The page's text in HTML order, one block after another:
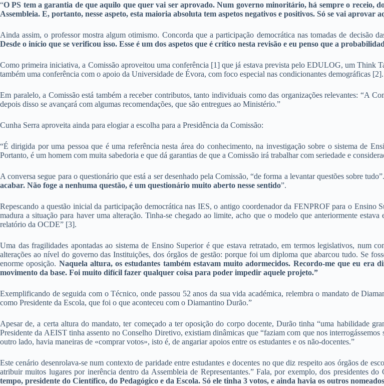
“O PS tem a garantia de que aquilo que quer vai ser aprovado. Num governo minoritário, há sempre o receio,
Assembleia. E, portanto, nesse aspeto, esta maioria absoluta tem aspetos negativos e positivos. Só se vai aprovar
Ainda assim, o professor mostra algum otimismo. Concorda que a participação democrática nas tomadas de decisão
Desde o início que se verificou isso. Esse é um dos aspetos que é crítico nesta revisão e eu penso que a
Como primeira iniciativa, a Comissão aproveitou uma conferência [1] que já estava prevista pelo EDULOG, um Think
também uma conferência com o apoio da Universidade de Évora, com foco especial nas condicionantes demográficas [2].
Em paralelo, a Comissão está também a receber contributos, tanto individuais como das organizações relevantes: “A
depois disso se avançará com algumas recomendações, que são entregues ao Ministério.”
Cunha Serra aproveita ainda para elogiar a escolha para a Presidência da Comissão:
“É dirigida por uma pessoa que é uma referência nesta área do conhecimento, na investigação sobre o sistema de
Portanto, é um homem com muita sabedoria e que dá garantias de que a Comissão irá trabalhar com seriedade e
A conversa segue para o questionário que está a ser desenhado pela Comissão, “de forma a levantar questões sobre
acabar. Não foge a nenhuma questão, é um questionário muito aberto nesse sentido”.
Repescando a questão inicial da participação democrática nas IES, o antigo coordenador da FENPROF para o Ensino
madura a situação para haver uma alteração. Tinha-se chegado ao limite, acho que o modelo que anteriormente
relatório da OCDE” [3].
Uma das fragilidades apontadas ao sistema de Ensino Superior é que estava retratado, em termos legislativos, num
alterações ao nível do governo das Instituições, dos órgãos de gestão: porque foi um diploma que abarcou tudo. Se
enorme oposição. Naquela altura, os estudantes também estavam muito adormecidos. Recordo-me que eu
movimento da base. Foi muito difícil fazer qualquer coisa para poder impedir aquele projeto.”
Exemplificando de seguida com o Técnico, onde passou 52 anos da sua vida académica, relembra o mandato de
como Presidente da Escola, que foi o que aconteceu com o Diamantino Durão.”
Apesar de, a certa altura do mandato, ter começado a ter oposição do corpo docente, Durão tinha “uma habilidade
Presidente da AEIST tinha assento no Conselho Diretivo, existiam dinâmicas que “faziam com que nos
outro lado, havia maneiras de «comprar votos», isto é, de angariar apoios entre os estudantes e os não-docentes.”
Este cenário desenrolava-se num contexto de paridade entre estudantes e docentes no que diz respeito aos órgãos de
atribuir muitos lugares por inerência dentro da Assembleia de Representantes.” Fala, por exemplo, dos presidentes
tempo, presidente do Científico, do Pedagógico e da Escola. Só ele tinha 3 votos, e ainda havia os outros